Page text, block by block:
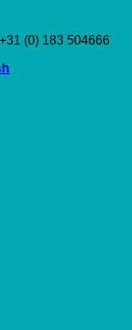
(0) 183 504666